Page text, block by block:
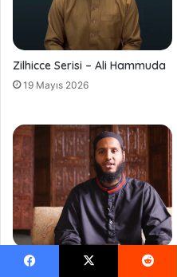
Zilhicce Serisi – Ali Hammuda
19 Mayıs 2026
Hac Tavsiyeleri Serisi – Mufti